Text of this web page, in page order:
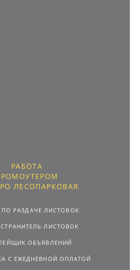
РАБОТА
ЛЕСОПАРКОВАЯ
ПО РАЗДАЧЕ ЛИСТОВОК
ЛИСТОВОК
ОБЪЯВЛЕНИЙ
С ЕЖЕДНЕВНОЙ ОПЛАТОЙ